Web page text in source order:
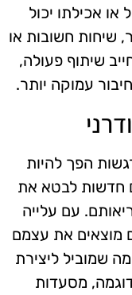
אכילתו יכול
שיחות חשובות או
שיתוף פעולה,
עמוקה יותר.
הפך להיות
חדשות לבטא את
עם עלייה
מוצאים את עצמם
שמוביל ליצירת
מסעדות